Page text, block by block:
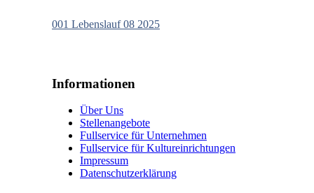
001 Lebenslauf 08 2025
Informationen
Über Uns
Stellenangebote
Fullservice für Unternehmen
Fullservice für Kultureinrichtungen
Impressum
Datenschutzerklärung